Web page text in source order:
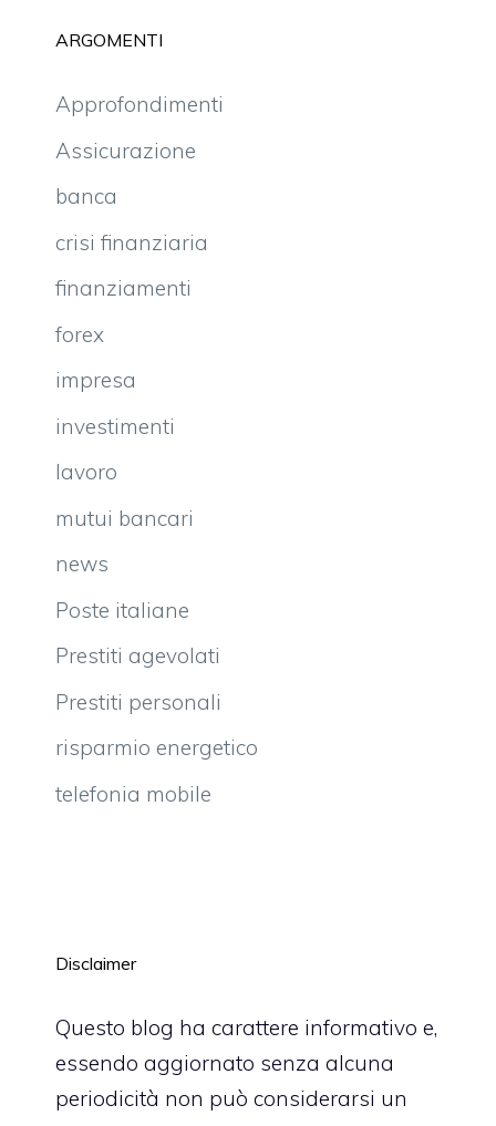
ARGOMENTI
Approfondimenti
Assicurazione
banca
crisi finanziaria
finanziamenti
forex
impresa
investimenti
lavoro
mutui bancari
news
Poste italiane
Prestiti agevolati
Prestiti personali
risparmio energetico
telefonia mobile
Disclaimer
Questo blog ha carattere informativo e,
essendo aggiornato senza alcuna
periodicità non può considerarsi un